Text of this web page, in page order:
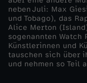
f
m
u
neben Juli: Max
und Tobago), das
Alice Merton
sogenannten Watch
Künstlerinnen und
tauschen sich über
und nehmen so Teil